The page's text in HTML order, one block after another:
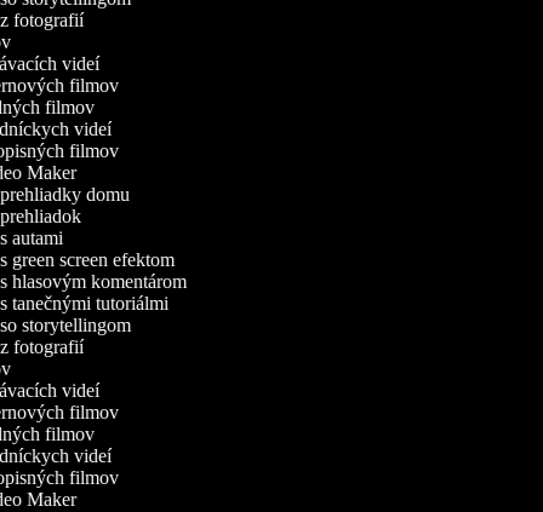
fotografií
videí
filmov
filmov
videí
filmov
Maker
domu
autami
screen efektom
hlasovým komentárom
tanečnými tutoriálmi
storytellingom
fotografií
videí
filmov
filmov
videí
filmov
Maker